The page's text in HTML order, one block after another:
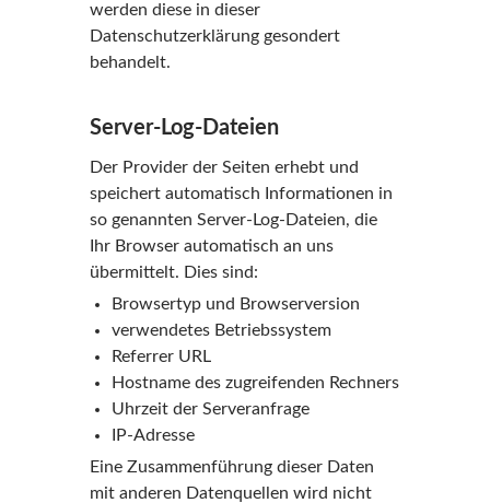
werden diese in dieser
Datenschutzerklärung gesondert
behandelt.
Server-Log-Dateien
Der Provider der Seiten erhebt und
speichert automatisch Informationen in
so genannten Server-Log-Dateien, die
Ihr Browser automatisch an uns
übermittelt. Dies sind:
Browsertyp und Browserversion
verwendetes Betriebssystem
Referrer URL
Hostname des zugreifenden Rechners
Uhrzeit der Serveranfrage
IP-Adresse
Eine Zusammenführung dieser Daten
mit anderen Datenquellen wird nicht